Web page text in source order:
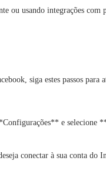
ou usando integrações
siga estes passos para
e selecione
conectar à sua conta do